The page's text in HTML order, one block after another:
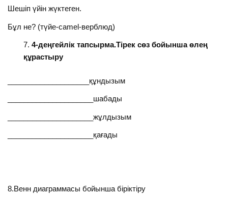
Шешіп үйін жүктеген.
Бұл не? (түйе-сamel-верблюд)
4-деңгейлік тапсырма.Тірек сөз бойынша өлең
құрастыру
____________________құндызым
_____________________шабады
_____________________жұлдызым
_____________________қағады
8.Венн диаграммасы бойынша біріктіру